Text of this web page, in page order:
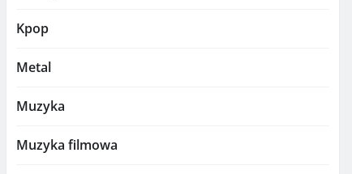
Kpop
Metal
Muzyka
Muzyka filmowa